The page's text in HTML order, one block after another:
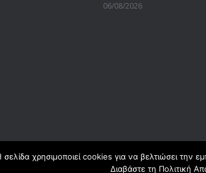
06/08/2026
05/08/2026
σελίδα χρησιμοποιεί cookies για να βελτιώσει την
Διαβάστε τη Πολιτική